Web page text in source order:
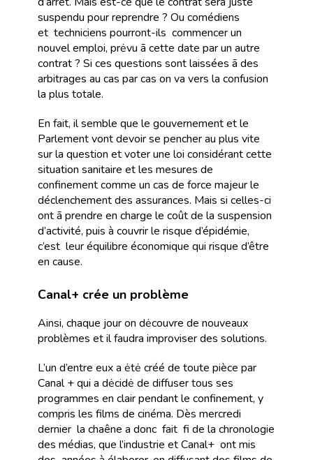
suspendu pour reprendre ? Ou comédiens
et techniciens pourront-ils commencer un
nouvel emploi, prėvu ã cette date par un autre
contrat ? Si ces questions sont laissées ã des
arbitrages au cas par cas on va vers la confusion
la plus totale.
En fait, il semble que le gouvernement et le
Parlement vont devoir se pencher au plus vite
sur la question et voter une loi considérant cette
situation sanitaire et les mesures de
confinement comme un cas de force majeur le
déclenchement des assurances. Mais si celles-ci
ont ã prendre en charge le coût de la suspension
d’activité, puis à couvrir le risque d’épidémie,
c’est leur équilibre économique qui risque d’être
en cause.
Canal+ crée un problème
Ainsi, chaque jour on dėcouvre de nouveaux
problèmes et il faudra improviser des solutions.
L’un d’entre eux a ėtė créé de toute pièce par
Canal + qui a dėcidė de diffuser tous ses
programmes en clair pendant le confinement, y
compris les films de cinéma. Dès mercredi
dernier la chaêne a donc fait fi de la chronologie
des médias, que l’industrie et Canal+ ont mis